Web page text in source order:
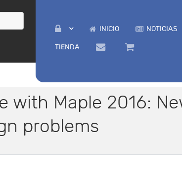
INICIO NOTICIAS
TIENDA
with Maple 2016:
problems